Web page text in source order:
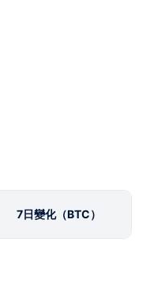
7日變化（BTC）